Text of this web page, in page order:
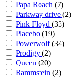
Papa Roach (7)
Parkway drive (2)
Pink Floyd (33)
Placebo (19)
Powerwolf(34)
Prodigy (2)
Queen (20)
Rammstein (2)